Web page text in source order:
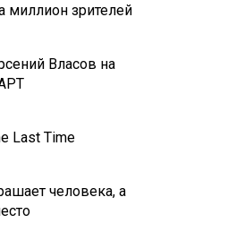
миллион зрителей
Власов на
Last Time
человека, а